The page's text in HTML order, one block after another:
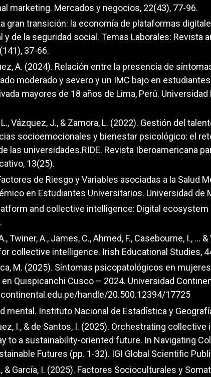
marketing. Mercados y negocios, 22(43), 77-96.
gran transición: la economía de plataformas
y de la seguridad social. Temas Laborales: Revista
37-66.
A. (2024). Relación entre la presencia de
moderado y severo y un IMC bajo en
mayores de 18 años de Lima, Perú. Universidad
L., Vázquez, J., & Zamora, L. (2022). Gestión del
socioemocionales y bienestar psicológico: el
las universidades.RIDE. Revista Iberoamericana
13(25).
de Riesgo y Variables asociadas a la Salud
en Estudiantes Universitarios. Universidad de
and collective intelligence: Digital
Twiner, A., James, C., Ahmed, F., Casebourne, I., ...
collective intelligence. Irish Educational Studies,
M. (2025). Síntomas psicopatológicos en
Quispicanchi Cusco – 2024. Universidad
handle/20.500.12394/17725
mental. Instituto Nacional de Estadística y
I., & de Santos, I. (2025). Orchestrating collective
to a sustainability-oriented future. In Navigating
Futures (pp. 1-32). IGI Global Scientific
& García, I. (2025). Factores Socioculturales y